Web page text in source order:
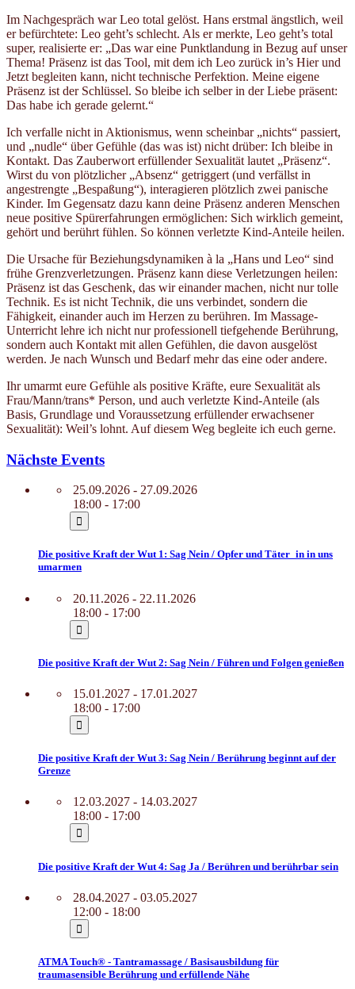
Im Nachgespräch war Leo total gelöst. Hans erstmal ängstlich, weil
er befürchtete: Leo geht’s schlecht. Als er merkte, Leo geht’s total
super, realisierte er: „Das war eine Punktlandung in Bezug auf unser
Thema! Präsenz ist das Tool, mit dem ich Leo zurück in’s Hier und
Jetzt begleiten kann, nicht technische Perfektion. Meine eigene
Präsenz ist der Schlüssel. So bleibe ich selber in der Liebe präsent:
Das habe ich gerade gelernt.“
Ich verfalle nicht in Aktionismus, wenn scheinbar „nichts“ passiert,
und „nudle“ über Gefühle (das was ist) nicht drüber: Ich bleibe in
Kontakt. Das Zauberwort erfüllender Sexualität lautet „Präsenz“.
Wirst du von plötzlicher „Absenz“ getriggert (und verfällst in
angestrengte „Bespaßung“), interagieren plötzlich zwei panische
Kinder. Im Gegensatz dazu kann deine Präsenz anderen Menschen
neue positive Spürerfahrungen ermöglichen: Sich wirklich gemeint,
gehört und berührt fühlen. So können verletzte Kind-Anteile heilen.
Die Ursache für Beziehungsdynamiken à la „Hans und Leo“ sind
frühe Grenzverletzungen. Präsenz kann diese Verletzungen heilen:
Präsenz ist das Geschenk, das wir einander machen, nicht nur tolle
Technik. Es ist nicht Technik, die uns verbindet, sondern die
Fähigkeit, einander auch im Herzen zu berühren. Im Massage-
Unterricht lehre ich nicht nur professionell tiefgehende Berührung,
sondern auch Kontakt mit allen Gefühlen, die davon ausgelöst
werden. Je nach Wunsch und Bedarf mehr das eine oder andere.
Ihr umarmt eure Gefühle als positive Kräfte, eure Sexualität als
Frau/Mann/trans* Person, und auch verletzte Kind-Anteile (als
Basis, Grundlage und Voraussetzung erfüllender erwachsener
Sexualität): Weil’s lohnt. Auf diesem Weg begleite ich euch gerne.
Nächste Events
25.09.2026 - 27.09.2026
18:00 - 17:00
Die positive Kraft der Wut 1: Sag Nein / Opfer und Täter_in in uns
umarmen
20.11.2026 - 22.11.2026
18:00 - 17:00
Die positive Kraft der Wut 2: Sag Nein / Führen und Folgen genießen
15.01.2027 - 17.01.2027
18:00 - 17:00
Die positive Kraft der Wut 3: Sag Nein / Berührung beginnt auf der
Grenze
12.03.2027 - 14.03.2027
18:00 - 17:00
Die positive Kraft der Wut 4: Sag Ja / Berühren und berührbar sein
28.04.2027 - 03.05.2027
12:00 - 18:00
ATMA Touch® - Tantramassage / Basisausbildung für
traumasensible Berührung und erfüllende Nähe